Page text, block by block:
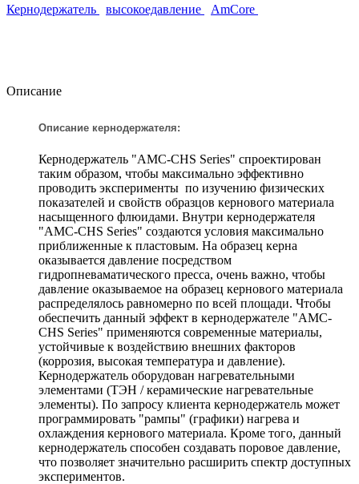
Кернодержатель
высокоедавление AmCore
Описание
Описание кернодержателя:
Кернодержатель "AMC-CHS Series" спроектирован
таким образом, чтобы максимально эффективно
проводить эксперименты по изучению физических
показателей и свойств образцов кернового материала
насыщенного флюидами. Внутри кернодержателя
"AMC-CHS Series" создаются условия максимально
приближенные к пластовым. На образец керна
оказывается давление посредством
гидропневаматического пресса, очень важно, чтобы
давление оказываемое на образец кернового материала
распределялось равномерно по всей площади. Чтобы
обеспечить данный эффект в кернодержателе "AMC-
CHS Series" применяются современные материалы,
устойчивые к воздействию внешних факторов
(коррозия, высокая температура и давление).
Кернодержатель оборудован нагревательными
элементами (ТЭН / керамические нагревательные
элементы). По запросу клиента кернодержатель может
программировать "рампы" (графики) нагрева и
охлаждения кернового материала. Кроме того, данный
кернодержатель способен создавать поровое давление,
что позволяет значительно расширить спектр доступных
экспериментов.